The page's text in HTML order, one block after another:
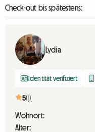
Check-out bis spätestens:
Lydia
Identität verifiziert
5(1)
Wohnort:
Alter: